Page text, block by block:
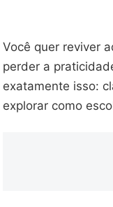
Você quer reviver
perder a
exatamente isso:
explorar como